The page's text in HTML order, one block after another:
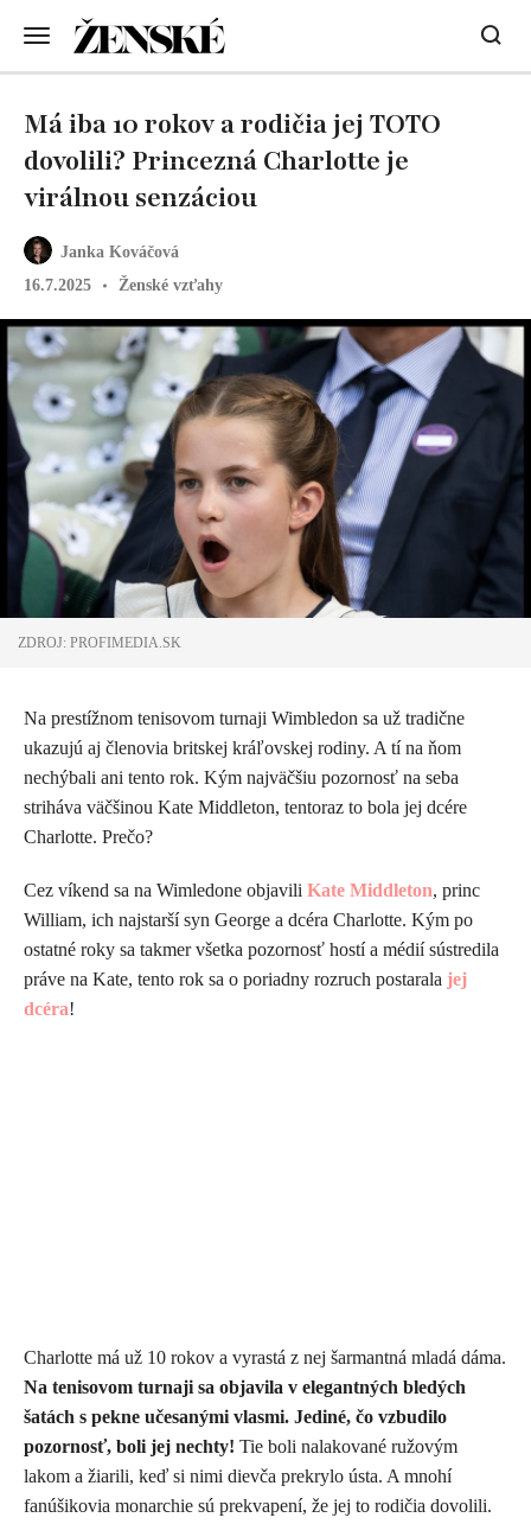
Janka Kováčová
16.7.2025
Ženské vzťahy
Má iba 10 rokov a rodičia jej TOTO
dovolili? Princezná Charlotte je
virálnou senzáciou
ZDROJ: PROFIMEDIA.SK
Na prestížnom tenisovom turnaji Wimbledon sa už tradične
ukazujú aj členovia britskej kráľovskej rodiny. A tí na ňom
nechýbali ani tento rok. Kým najväčšiu pozornosť na seba
striháva väčšinou Kate Middleton, tentoraz to bola jej dcére
Charlotte. Prečo?
Cez víkend sa na Wimledone objavili Kate Middleton, princ
William, ich najstarší syn George a dcéra Charlotte. Kým po
ostatné roky sa takmer všetka pozornosť hostí a médií sústredila
práve na Kate, tento rok sa o poriadny rozruch postarala jej
dcéra!
Charlotte má už 10 rokov a vyrastá z nej šarmantná mladá dáma.
Na tenisovom turnaji sa objavila v elegantných bledých
šatách s pekne učesanými vlasmi. Jediné, čo vzbudilo
pozornosť, boli jej nechty! Tie boli nalakované ružovým
lakom a žiarili, keď si nimi dievča prekrylo ústa. A mnohí
fanúšikovia monarchie sú prekvapení, že jej to rodičia dovolili.